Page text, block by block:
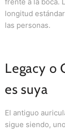
longitud
las personas.
Legacy o
es suya
El antiguo
sigue siendo,